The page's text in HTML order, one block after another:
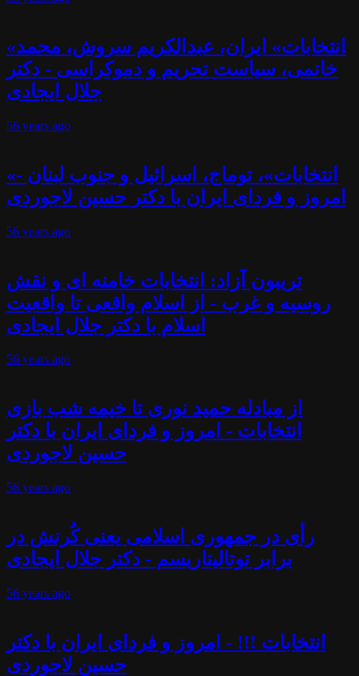
«انتخابات» ایران، عبدالکریم سروش، محمد
خاتمی، سیاست تحریم و دموکراسی - دکتر
جلال ایجادی
56 years ago
«انتخابات»، توماج، اسرائیل و جنوب لبنان -
امروز و فردای ایران با دکتر حسین لاجوردی
56 years ago
تریبون آزاد: انتخابات خامنه ای و نقش
روسیه و غرب - از اسلام واقعی تا واقعیت
اسلام با دکتر جلال ایجادی
56 years ago
از مبادله حمید نوری تا خیمه شب بازی
انتخابات - امروز و فردای ایران با دکتر
حسین لاجوردی
56 years ago
رأی در جمهوری اسلامی یعنی کُرنش در
برابر توتالیتاریسم - دکتر جلال ایجادی
56 years ago
انتخابات !!! - امروز و فردای ایران با دکتر
حسین لاجوردی